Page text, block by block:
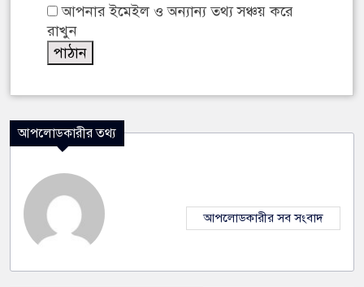
আপনার ইমেইল ও অন্যান্য তথ্য সঞ্চয় করে
রাখুন
আপলোডকারীর তথ্য
আপলোডকারীর সব সংবাদ